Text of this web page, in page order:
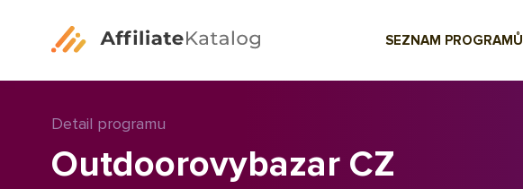
SEZNAM PROGRAMŮ
Detail programu
Outdoorovybazar CZ